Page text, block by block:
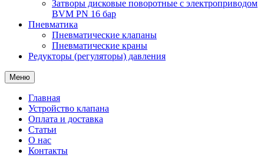
Затворы дисковые поворотные с электроприводом
BVM PN 16 бар
Пневматика
Пневматические клапаны
Пневматические краны
Редукторы (регуляторы) давления
Меню
Главная
Устройство клапана
Оплата и доставка
Статьи
О нас
Контакты